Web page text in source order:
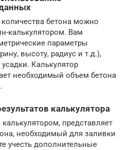
бетона можно
калькулятором. Вам
параметры
высоту, радиус и т.д.),
Калькулятор
необходимый объем бетона
калькулятора
представляет
необходимый для заливки
учесть дополнительные